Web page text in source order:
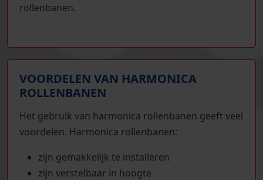
rollenbanen.
VOORDELEN VAN HARMONICA
ROLLENBANEN
Het gebruik van harmonica rollenbanen geeft veel
voordelen. Harmonica rollenbanen:
zijn gemakkelijk te installeren
zijn verstelbaar in hoogte